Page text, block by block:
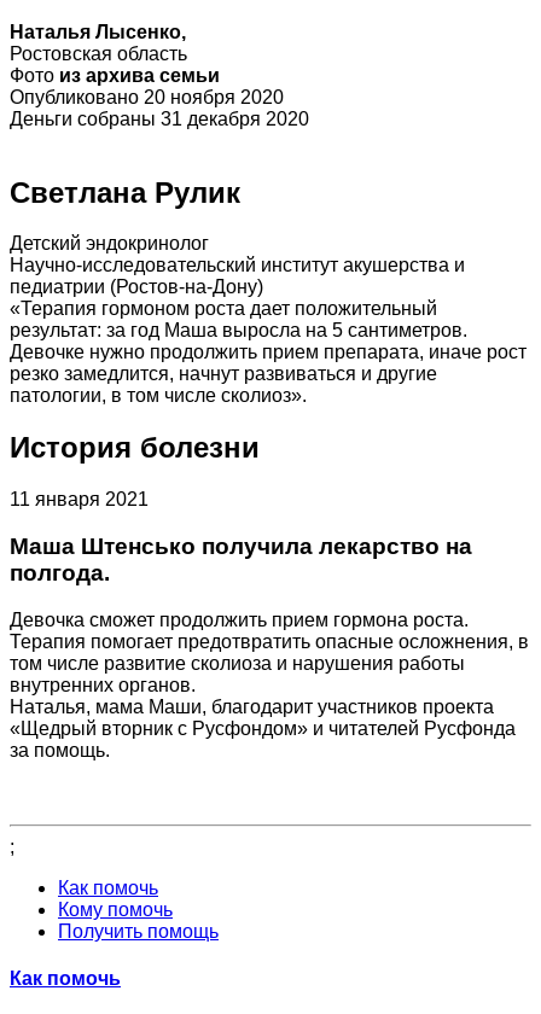
Наталья Лысенко,
Ростовская область
Фото из архива семьи
Опубликовано 20 ноября 2020
Деньги собраны 31 декабря 2020
Светлана Рулик
Детский эндокринолог
Научно-исследовательский институт акушерства и
педиатрии (Ростов-на-Дону)
«Терапия гормоном роста дает положительный
результат: за год Маша выросла на 5 сантиметров.
Девочке нужно продолжить прием препарата, иначе рост
резко замедлится, начнут развиваться и другие
патологии, в том числе сколиоз».
История болезни
11 января 2021
Маша Штенсько получила лекарство на
полгода.
Девочка сможет продолжить прием гормона роста.
Терапия помогает предотвратить опасные осложнения, в
том числе развитие сколиоза и нарушения работы
внутренних органов.
Наталья, мама Маши, благодарит участников проекта
«Щедрый вторник с Русфондом» и читателей Русфонда
за помощь.
;
Как помочь
Кому помочь
Получить помощь
Как помочь